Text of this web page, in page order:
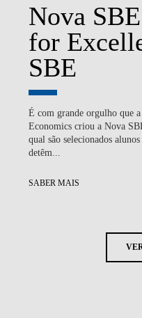
Nova
for
SBE
É com grande orgulho que
Economics criou a Nova
qual são selecionados
detêm...
SABER MAIS